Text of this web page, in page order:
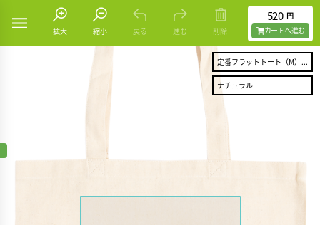
拡大 縮小 戻る 進む 削除
520 円
カートヘ進む
定番フラットトート（M）...
ナチュラル